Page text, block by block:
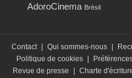
AdoroCinema Brésil
Contact | Qui sommes-nous |
Politique de cookies |
Revue de presse
| Charte